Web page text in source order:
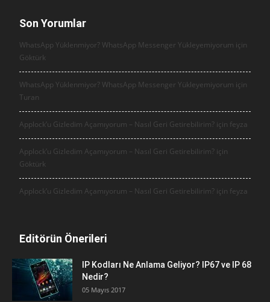
Son Yorumlar
WhatsApp Yüklenmiyor? WhatsApp Messenger Yükleyemiyorum için
Göktürk
WhatsApp Yüklenmiyor? WhatsApp Messenger Yükleyemiyorum için
Turan
Applock’u Gizledim Açamıyorum – Nasıl Geri Getirebilirim? için feyza
Applock’u Gizledim Açamıyorum – Nasıl Geri Getirebilirim? için
Göktürk
Applock’u Gizledim Açamıyorum – Nasıl Geri Getirebilirim? için feyza
Editörün Önerileri
IP Kodları Ne Anlama Geliyor? IP67 ve IP 68
Nedir?
05 Mayıs 2017